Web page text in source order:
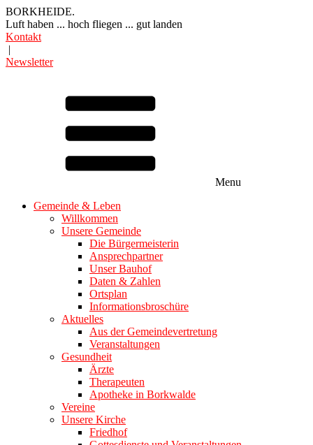
BORKHEIDE.
Luft haben ... hoch fliegen ... gut landen
Kontakt
|
Newsletter
Menu
Gemeinde & Leben
Willkommen
Unsere Gemeinde
Die Bürgermeisterin
Ansprechpartner
Unser Bauhof
Daten & Zahlen
Ortsplan
Informationsbroschüre
Aktuelles
Aus der Gemeindevertretung
Veranstaltungen
Gesundheit
Ärzte
Therapeuten
Apotheke in Borkwalde
Vereine
Unsere Kirche
Friedhof